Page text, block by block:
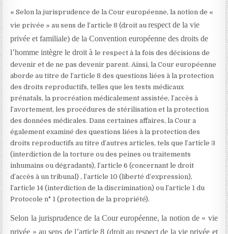
« Selon la jurisprudence de la Cour européenne, la notion de «
vie privée » au sens de l’article 8 (droit aurespect de la vie
privée et familiale) de la Convention européenne des droits de
l’homme intègre le droit àle respect à la fois des décisions de
devenir et de ne pas devenir parent. Ainsi, la Cour européenne
aborde au titre de l’article 8 des questions liées à la protection
des droits reproductifs, telles que les tests médicaux
prénatals, la procréation médicalement assistée, l’accès à
l’avortement, les procédures de stérilisation et la protection
des données médicales. Dans certaines affaires, la Cour a
également examiné des questions liées à la protection des
droits reproductifs au titre d’autres articles, tels que l’article 3
(interdiction de la torture ou des peines ou traitements
inhumains ou dégradants), l’article 6 (concernant le droit
d’accès à un tribunal) , l’article 10 (liberté d’expression),
l’article 14 (interdiction de la discrimination) ou l’article 1 du
Protocole n° 1 (protection de la propriété).
Selon la jurisprudence de la Cour européenne, la notion de « vie
privée » au sens de l’article 8 (droit au respect de la vie privée et